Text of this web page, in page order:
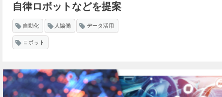
自律ロボットなどを提案
自動化 人協働 データ活用
ロボット